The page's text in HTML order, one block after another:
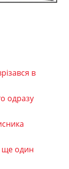
в
одразу
ще один